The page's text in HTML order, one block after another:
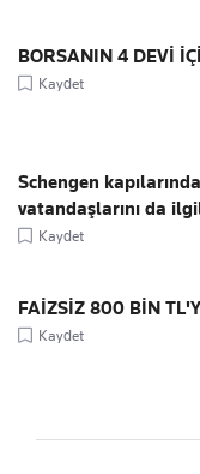
BORSANIN 4 DEVİ
Kaydet
Schengen
vatandaşlarını da
Kaydet
FAİZSİZ 800 BİN
Kaydet